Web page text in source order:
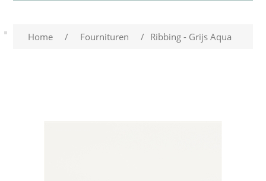
Home / Fournituren / Ribbing - Grijs Aqua